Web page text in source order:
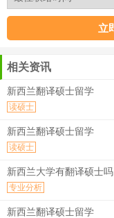
相关资讯
新西兰翻译硕士留学
读硕士
新西兰翻译硕士留学
读硕士
新西兰大学有翻译硕士吗
专业分析
新西兰翻译硕士留学